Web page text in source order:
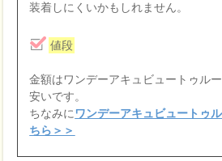
装着しにくいかもしれません。
値段
金額はワンデーアキュビュートゥル
安いです。
ちなみにワンデーアキュビュートゥ
ちら＞＞